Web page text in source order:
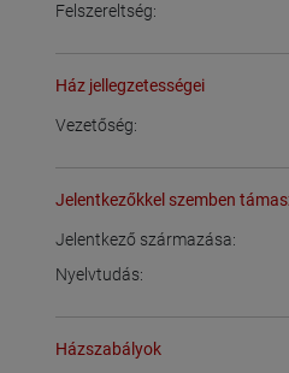
Felszereltség:
Ház jellegzetességei
Vezetőség:
Jelentkezőkkel szemben
Jelentkező származása:
Nyelvtudás:
Házszabályok